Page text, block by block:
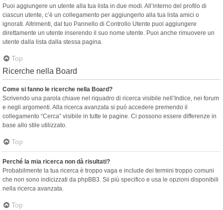
Puoi aggiungere un utente alla tua lista in due modi. All’interno del profilo di
ciascun utente, c’è un collegamento per aggiungerlo alla tua lista amici o
ignorati. Altrimenti, dal tuo Pannello di Controllo Utente puoi aggiungere
direttamente un utente inserendo il suo nome utente. Puoi anche rimuovere un
utente dalla lista dalla stessa pagina.
Top
Ricerche nella Board
Come si fanno le ricerche nella Board?
Scrivendo una parola chiave nel riquadro di ricerca visibile nell’Indice, nei forum
e negli argomenti. Alla ricerca avanzata si può accedere premendo il
collegamento “Cerca” visibile in tutte le pagine. Ci possono essere differenze in
base allo stile utilizzato.
Top
Perché la mia ricerca non dà risultati?
Probabilmente la tua ricerca è troppo vaga e include dei termini troppo comuni
che non sono indicizzati da phpBB3. Sii più specifico e usa le opzioni disponibili
nella ricerca avanzata.
Top